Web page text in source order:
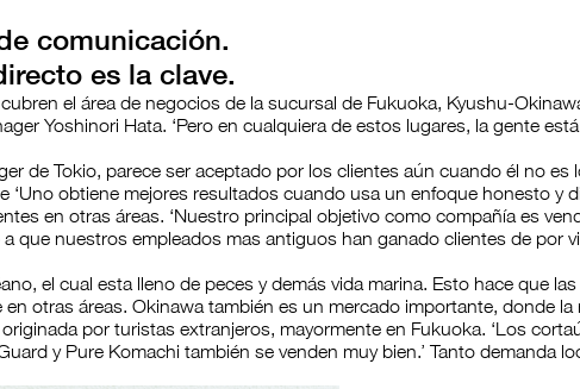
comunicación.
es la clave.
el área de negocios de la sucursal de Fukuoka, Kyushu-
Yoshinori Hata. ‘Pero en cualquiera de estos lugares, la gente
de Tokio, parece ser aceptado por los clientes aún cuando él no
‘Uno obtiene mejores resultados cuando usa un enfoque honesto y
en otras áreas. ‘Nuestro principal objetivo como compañía es
que nuestros empleados mas antiguos han ganado clientes de por
el cual esta lleno de peces y demás vida marina. Esto hace que
otras áreas. Okinawa también es un mercado importante, donde
por turistas extranjeros, mayormente en Fukuoka. ‘Los
y Pure Komachi también se venden muy bien.’ Tanto demanda